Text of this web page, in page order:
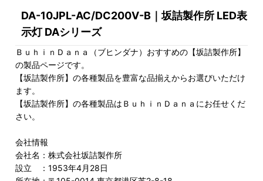
DA-10JPL-AC/DC200V-B｜坂詰製作所 LED表
示灯 DAシリーズ
ＢｕｈｉｎＤａｎａ（ブヒンダナ）おすすめの【坂詰製作所】
の製品ページです。
【坂詰製作所】の各種製品を豊富な品揃えからお選びいただけ
ます。
【坂詰製作所】の各種製品はＢｕｈｉｎＤａｎａにお任せくだ
さい。
会社情報
会社名：株式会社坂詰製作所
設立 ：1953年4月28日